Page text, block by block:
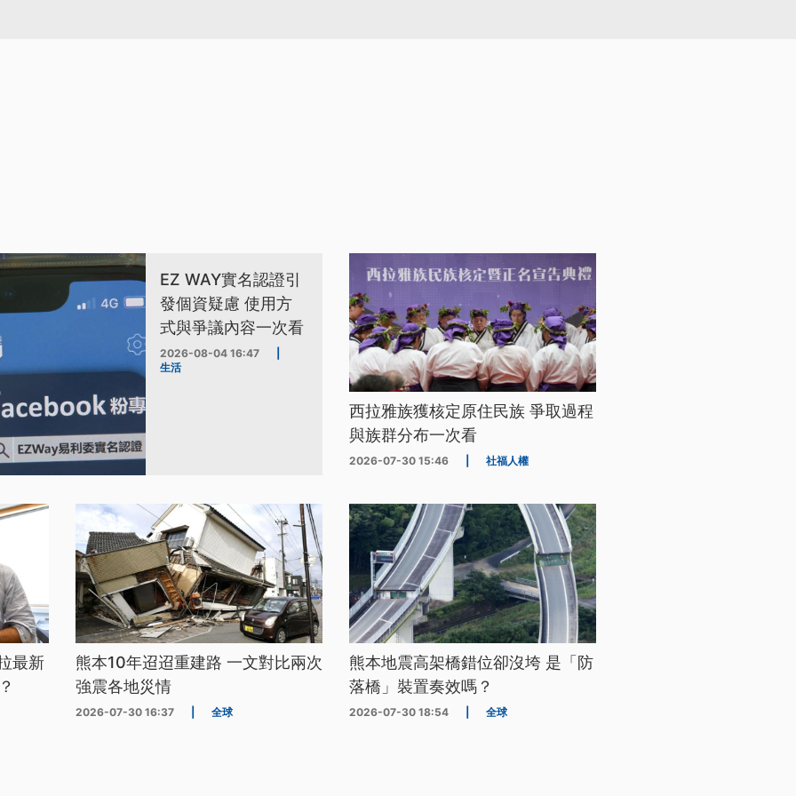
EZ WAY實名認證引
發個資疑慮 使用方
式與爭議內容一次看
2026-08-04 16:47
生活
西拉雅族獲核定原住民族 爭取過程
與族群分布一次看
2026-07-30 15:46 社福人權
最新
熊本10年迢迢重建路 一文對比兩次
強震各地災情
2026-07-30 16:37 全球
熊本地震高架橋錯位卻沒垮 是「防
落橋」裝置奏效嗎？
2026-07-30 18:54 全球